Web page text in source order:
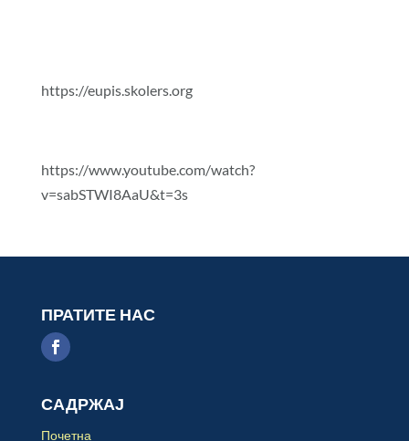
https://eupis.skolers.org
https://www.youtube.com/watch?
v=sabSTWI8AaU&t=3s
ПРАТИТЕ НАС
САДРЖАЈ
Почетна